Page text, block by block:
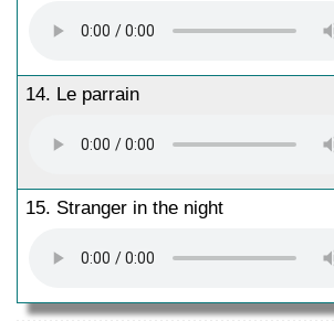
14. Le parrain
15. Stranger in the night